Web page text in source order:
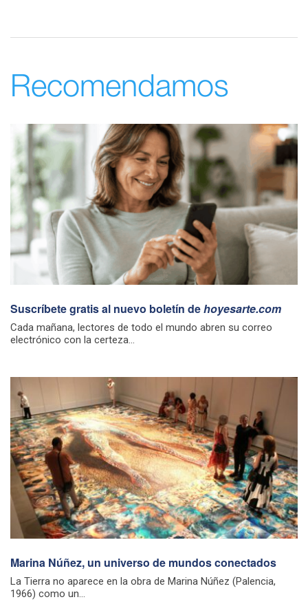
Recomendamos
Suscríbete gratis al nuevo boletín dehoyesarte.com
Cada mañana, lectores de todo el mundo abren su correo
electrónico con la certeza...
Marina Núñez, un universo de mundos conectados
La Tierra no aparece en la obra de Marina Núñez (Palencia,
1966) como un...